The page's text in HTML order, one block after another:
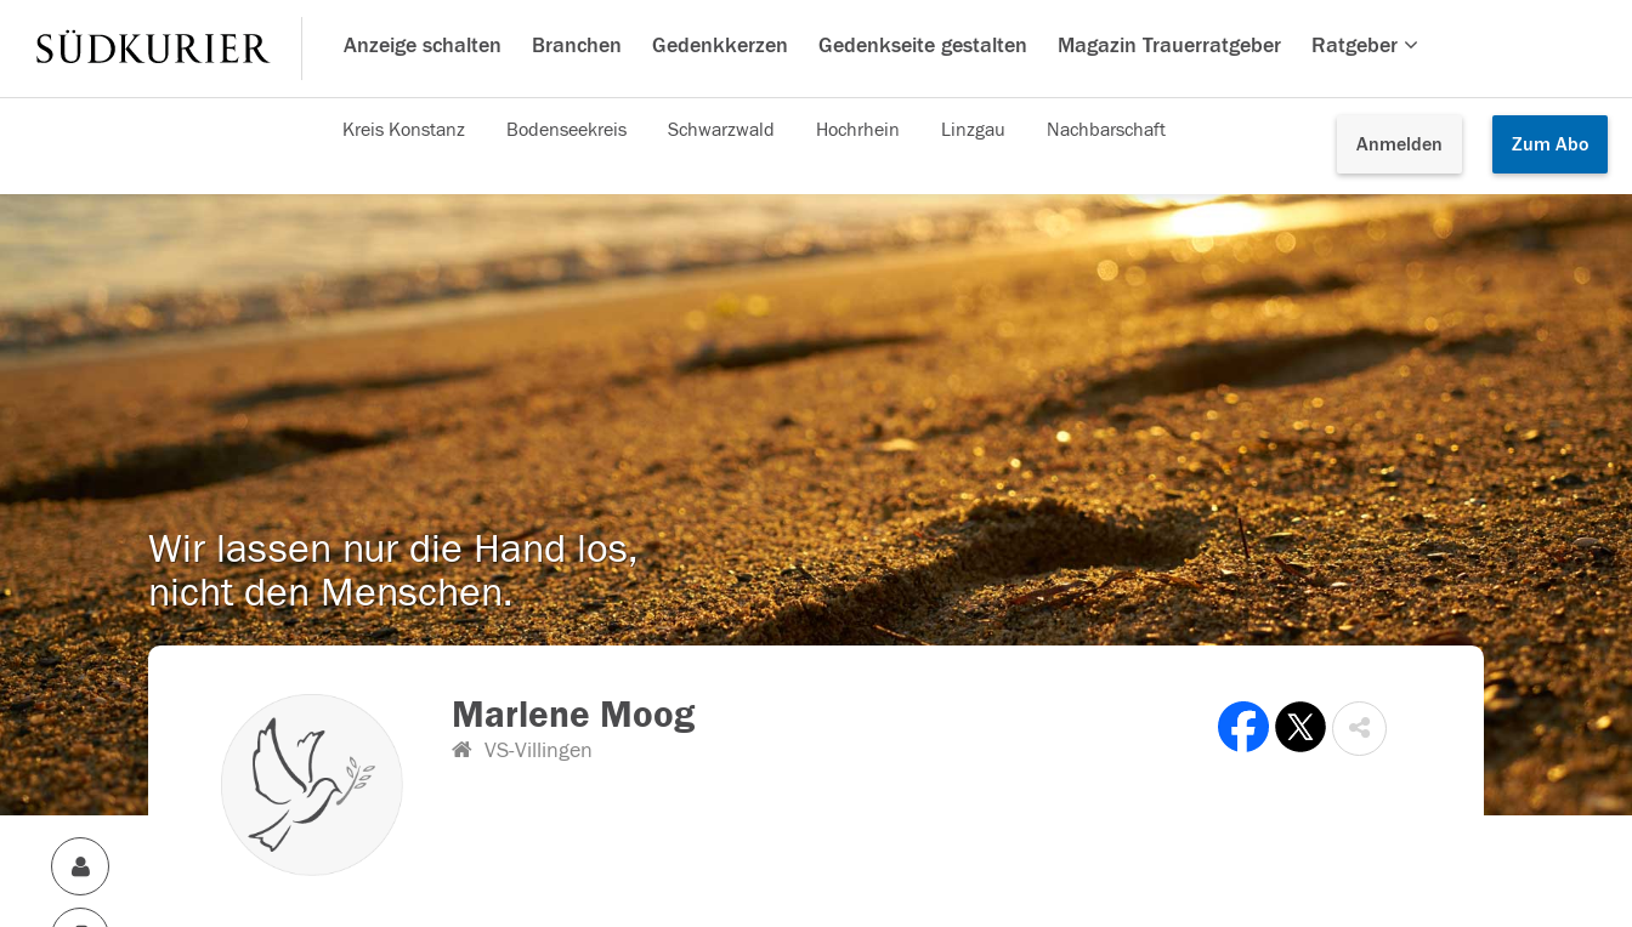
Anzeige schalten Branchen Gedenkkerzen Gedenkseite gestalten Magazin Trauerratgeber Ratgeber
Anmelden Zum Abo
Kreis Konstanz Bodenseekreis Schwarzwald Hochrhein Linzgau Nachbarschaft
Wir lassen nur die Hand los,
nicht den Menschen.
Marlene Moog
VS-Villingen